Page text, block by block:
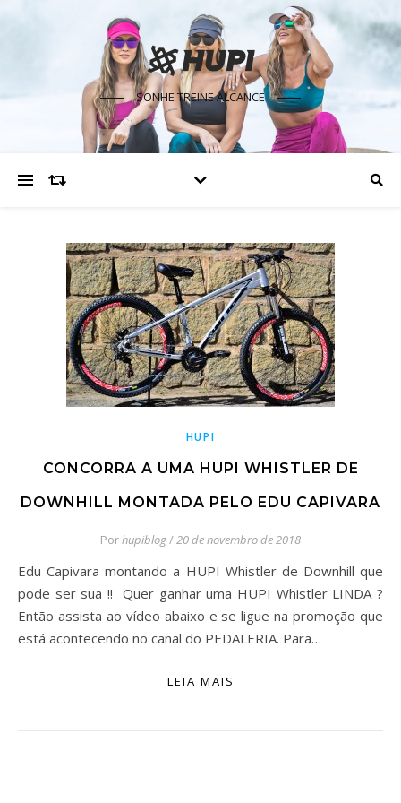
SONHE TREINE ALCANCE
HUPI
CONCORRA A UMA HUPI WHISTLER DE
DOWNHILL MONTADA PELO EDU CAPIVARA
Porhupiblog/20 de novembro de 2018
Edu Capivara montando a HUPI Whistler de Downhill que
pode ser sua !! Quer ganhar uma HUPI Whistler LINDA ?
Então assista ao vídeo abaixo e se ligue na promoção que
está acontecendo no canal do PEDALERIA. Para…
LEIA MAIS